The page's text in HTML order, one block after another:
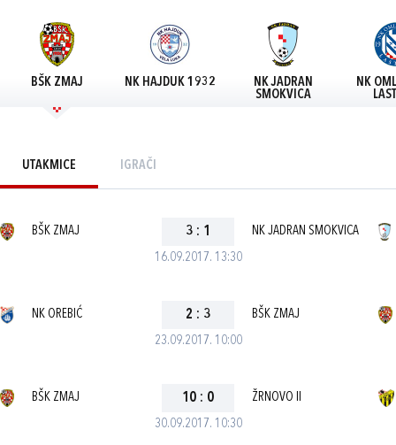
BŠK ZMAJ NK HAJDUK 1932
NK JADRAN
SMOKVICA
NK
UTAKMICE IGRAČI
16.09.2017. 13:30
BŠK ZMAJ 3 : 1 NK JADRAN SMOKVICA
23.09.2017. 10:00
NK OREBIĆ 2 : 3 BŠK ZMAJ
30.09.2017. 10:30
BŠK ZMAJ 10 : 0 ŽRNOVO II